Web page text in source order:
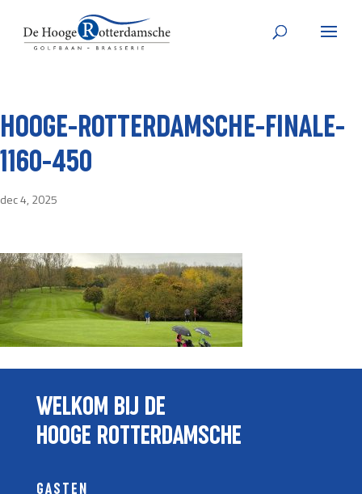
HOOGE-ROTTERDAMSCHE-FINALE-
1160-450
dec 4, 2025
WELKOM BIJ DE
HOOGE ROTTERDAMSCHE
GASTEN